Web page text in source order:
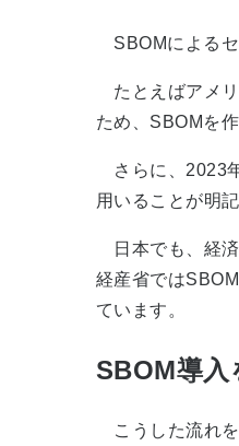
SBOMによるセ
たとえばアメリ
ため、SBOMを
さらに、2023
用いることが明
日本でも、経済
経産省では
ています。
SBOM導
こうした流れを